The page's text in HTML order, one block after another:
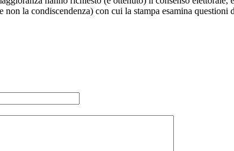
non la condiscendenza) con cui la stampa esamina questioni